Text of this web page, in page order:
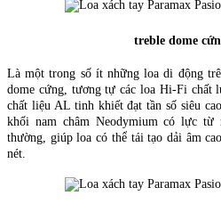
treble dome
Là một trong số ít những loa di động
dome cứng, tương tự các loa Hi-Fi chất
chất liệu AL tinh khiết đạt tần số siêu
khối nam châm Neodymium có lực từ
thường, giúp loa có thể tái tạo dải âm
nét.